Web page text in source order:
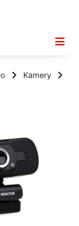
Kamery